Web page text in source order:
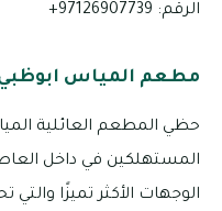
الرقم: 97126907739+
مطعم المياس
المستهلكين في داخل
الوجهات الأكثر تميزًا